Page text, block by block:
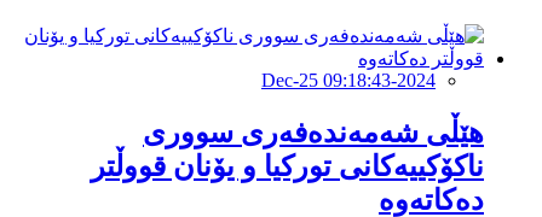
2024-Dec-25 09:18:43
هێڵى شەمەندەفەرى سووری
ناکۆکییەکانى تورکیا و یۆنان قووڵتر
دەکاتەوە